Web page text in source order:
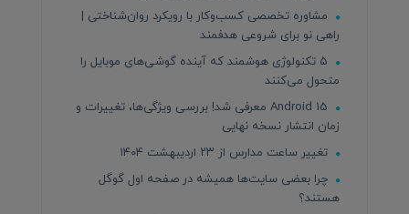
مشاوره تخصصی کسب‌وکار با رویکرد روان‌شناختی |
راهی نو برای شروعی هدفمند
۵ تکنولوژی هوشمند که آینده گوشی‌های موبایل را
متحول می‌کنند
Android 15 معرفی شد! بررسی ویژگی‌ها، تغییرات و
زمان انتشار نسخه نهایی
تغییر ساعت مدارس از ۲۳ اردیبهشت ۱۴۰۴
چرا بعضی سایت‌ها همیشه در صفحه اول گوگل
هستند؟